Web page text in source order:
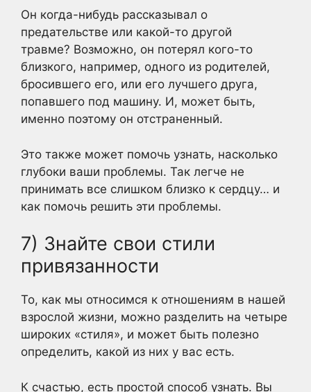
Он когда-нибудь рассказывал о
предательстве или какой-то другой
травме? Возможно, он потерял кого-то
близкого, например, одного из родителей,
бросившего его, или его лучшего друга,
попавшего под машину. И, может быть,
именно поэтому он отстраненный.
Это также может помочь узнать, насколько
глубоки ваши проблемы. Так легче не
принимать все слишком близко к сердцу… и
как помочь решить эти проблемы.
7) Знайте свои стили
привязанности
То, как мы относимся к отношениям в нашей
взрослой жизни, можно разделить на четыре
широких «стиля», и может быть полезно
определить, какой из них у вас есть.
К счастью, есть простой способ узнать. Вы